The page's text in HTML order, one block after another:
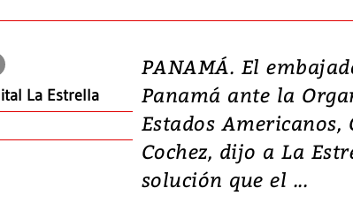
La Estrella
PANAMÁ. El
Panamá ante la
Estados
Cochez, dijo a La
solución que el ...
Video,
deja heridos
daños en